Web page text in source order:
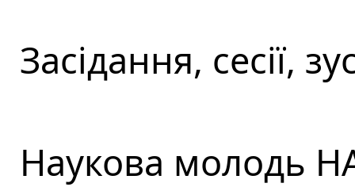
Засідання, сесії,
Наукова молодь